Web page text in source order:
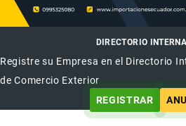
DIRECTORIO
Registre su Empresa en el Directorio
de Comercio Exterior
REGISTRAR